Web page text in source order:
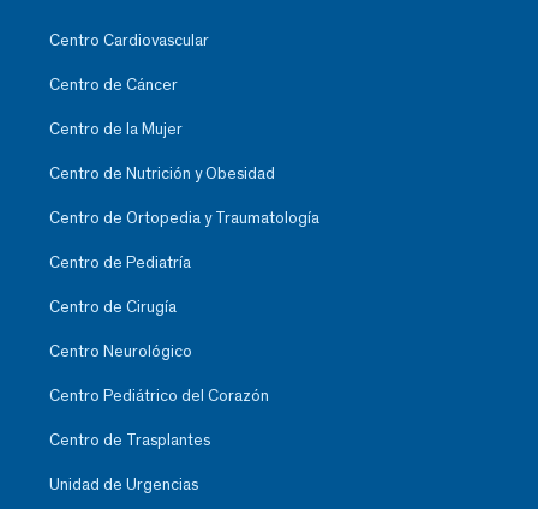
Centro Cardiovascular
Centro de Cáncer
Centro de la Mujer
Centro de Nutrición y Obesidad
Centro de Ortopedia y Traumatología
Centro de Pediatría
Centro de Cirugía
Centro Neurológico
Centro Pediátrico del Corazón
Centro de Trasplantes
Unidad de Urgencias